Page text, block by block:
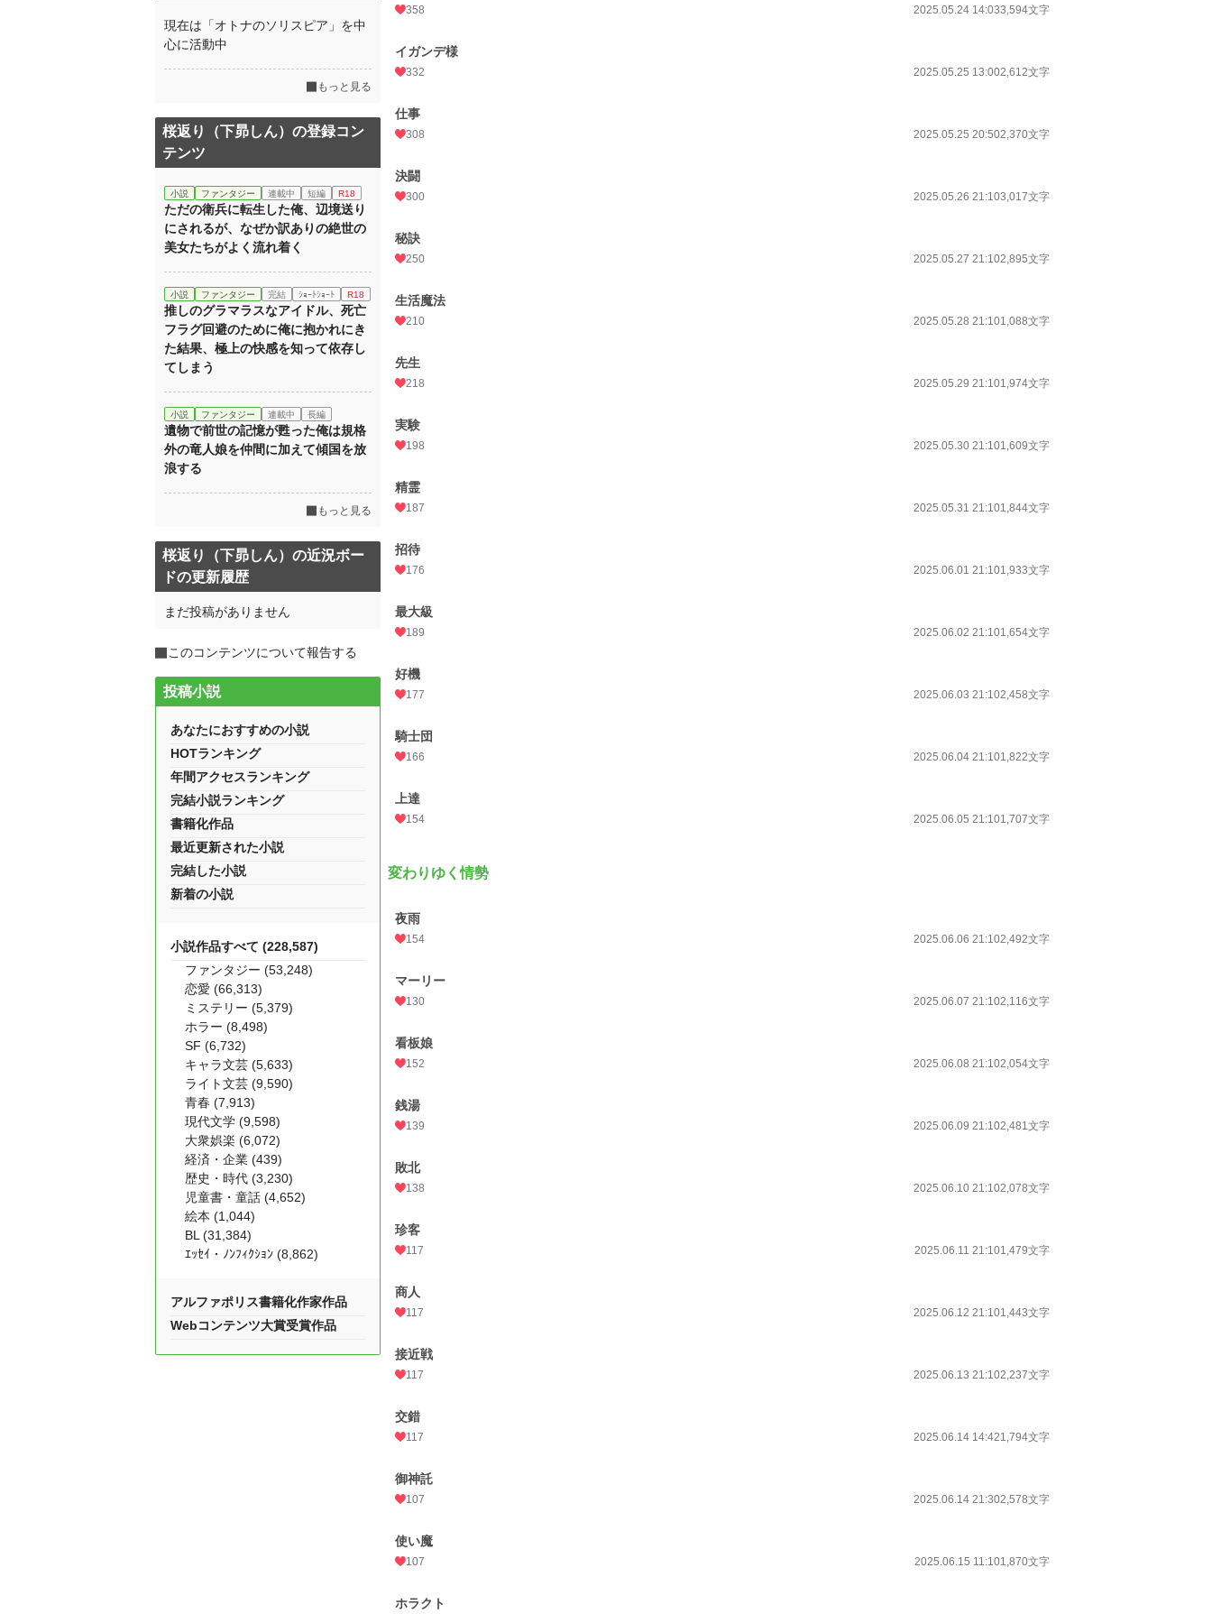
358 2025.05.24 14:033,594文字
イガンデ様
332 2025.05.25 13:002,612文字
仕事
308 2025.05.25 20:502,370文字
決闘
300 2025.05.26 21:103,017文字
秘訣
250 2025.05.27 21:102,895文字
生活魔法
210 2025.05.28 21:101,088文字
先生
218 2025.05.29 21:101,974文字
実験
198 2025.05.30 21:101,609文字
精霊
187 2025.05.31 21:101,844文字
招待
176 2025.06.01 21:101,933文字
最大級
189 2025.06.02 21:101,654文字
好機
177 2025.06.03 21:102,458文字
騎士団
166 2025.06.04 21:101,822文字
上達
154 2025.06.05 21:101,707文字
変わりゆく情勢
夜雨
154 2025.06.06 21:102,492文字
マーリー
130 2025.06.07 21:102,116文字
看板娘
152 2025.06.08 21:102,054文字
銭湯
139 2025.06.09 21:102,481文字
敗北
138 2025.06.10 21:102,078文字
珍客
117 2025.06.11 21:101,479文字
商人
117 2025.06.12 21:101,443文字
接近戦
117 2025.06.13 21:102,237文字
交錯
117 2025.06.14 14:421,794文字
御神託
107 2025.06.14 21:302,578文字
使い魔
107 2025.06.15 11:101,870文字
ホラクト
現在は「オトナのソリスピア」を中
心に活動中
もっと見る
桜返り（下昴しん）の登録コン
テンツ
小説 ファンタジー 連載中 短編 R18
ただの衛兵に転生した俺、辺境送り
にされるが、なぜか訳ありの絶世の
美女たちがよく流れ着く
小説 ファンタジー 完結 ｼｮｰﾄｼｮｰﾄ R18
推しのグラマラスなアイドル、死亡
フラグ回避のために俺に抱かれにき
た結果、極上の快感を知って依存し
てしまう
小説 ファンタジー 連載中 長編
遺物で前世の記憶が甦った俺は規格
外の竜人娘を仲間に加えて傾国を放
浪する
もっと見る
桜返り（下昴しん）の近況ボー
ドの更新履歴
まだ投稿がありません
このコンテンツについて報告する
投稿小説
あなたにおすすめの小説
HOTランキング
年間アクセスランキング
完結小説ランキング
書籍化作品
最近更新された小説
完結した小説
新着の小説
小説作品すべて (228,587)
ファンタジー (53,248)
恋愛 (66,313)
ミステリー (5,379)
ホラー (8,498)
SF (6,732)
キャラ文芸 (5,633)
ライト文芸 (9,590)
青春 (7,913)
現代文学 (9,598)
大衆娯楽 (6,072)
経済・企業 (439)
歴史・時代 (3,230)
児童書・童話 (4,652)
絵本 (1,044)
BL (31,384)
ｴｯｾｲ・ﾉﾝﾌｨｸｼｮﾝ (8,862)
アルファポリス書籍化作家作品
Webコンテンツ大賞受賞作品